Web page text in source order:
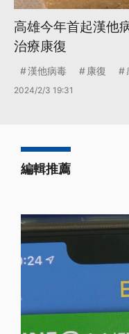
高雄今年首起漢他
治療康復
漢他病毒 康復
2024/2/3 19:31
編輯推薦